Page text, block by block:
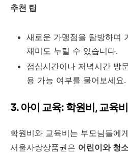
추천 팁
새로운 가맹점을 탐방하며
재미도 누릴 수 있습니다.
점심시간이나 저녁시간 방
용 가능 여부를 물어보세요.
3. 아이 교육: 학원비, 교육
학원비와 교육비는 부모님들에
서울사랑상품권은 어린이와 청